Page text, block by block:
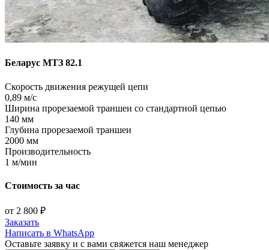
Беларус МТЗ 82.1
Скорость движения режущей цепи
0,89 м/с
Ширина прорезаемой траншеи со стандартной цепью
140 мм
Глубина прорезаемой траншеи
2000 мм
Производительность
1 м/мин
Стоимость за час
от 2 800 ₽
Заказать
Написать в WhatsApp
Оставьте заявку и с вами свяжется наш менеджер